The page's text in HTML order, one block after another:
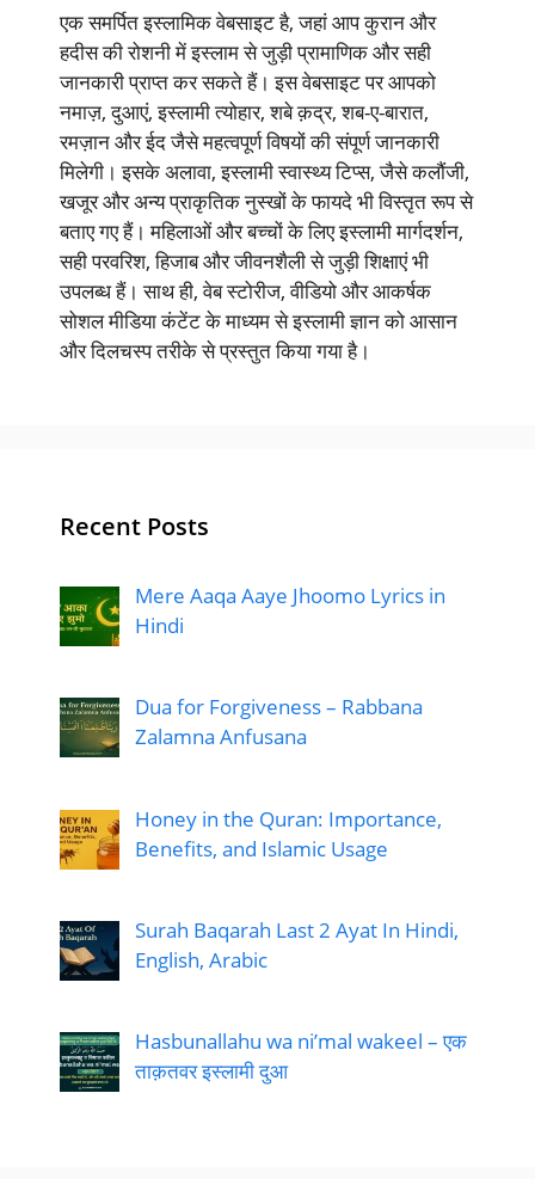
एक समर्पित इस्लामिक वेबसाइट है, जहां आप कुरान और
हदीस की रोशनी में इस्लाम से जुड़ी प्रामाणिक और सही
जानकारी प्राप्त कर सकते हैं। इस वेबसाइट पर आपको
नमाज़, दुआएं, इस्लामी त्योहार, शबे क़द्र, शब-ए-बारात,
रमज़ान और ईद जैसे महत्वपूर्ण विषयों की संपूर्ण जानकारी
मिलेगी। इसके अलावा, इस्लामी स्वास्थ्य टिप्स, जैसे कलौंजी,
खजूर और अन्य प्राकृतिक नुस्खों के फायदे भी विस्तृत रूप से
बताए गए हैं। महिलाओं और बच्चों के लिए इस्लामी मार्गदर्शन,
सही परवरिश, हिजाब और जीवनशैली से जुड़ी शिक्षाएं भी
उपलब्ध हैं। साथ ही, वेब स्टोरीज, वीडियो और आकर्षक
सोशल मीडिया कंटेंट के माध्यम से इस्लामी ज्ञान को आसान
और दिलचस्प तरीके से प्रस्तुत किया गया है।
Recent Posts
Mere Aaqa Aaye Jhoomo Lyrics in
Hindi
Dua for Forgiveness – Rabbana
Zalamna Anfusana
Honey in the Quran: Importance,
Benefits, and Islamic Usage
Surah Baqarah Last 2 Ayat In Hindi,
English, Arabic
Hasbunallahu wa ni’mal wakeel – एक
ताक़तवर इस्लामी दुआ